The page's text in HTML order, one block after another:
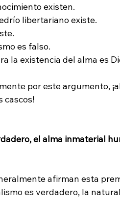
existen.
libertariano existe.
es falso.
la existencia del alma es
por este argumento,
cascos!
el alma inmaterial
afirman esta
es verdadero, la